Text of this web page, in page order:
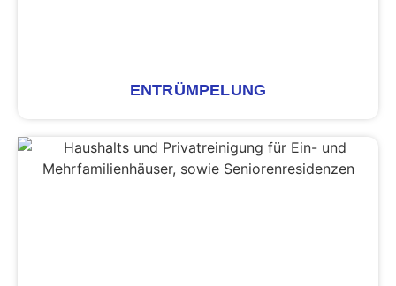
ENTRÜMPELUNG